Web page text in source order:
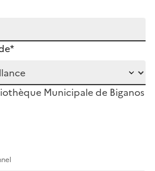
Municipale de Biganos